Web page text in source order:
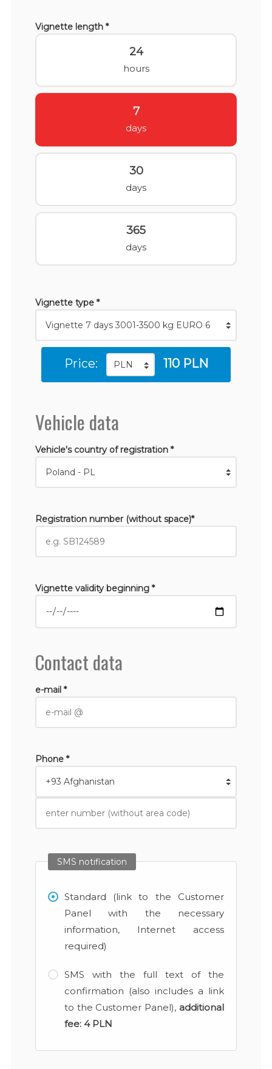
Vignette length *
24
hours
7
days
30
days
365
days
Vignette type *
Price: 110 PLN
Vehicle data
Vehicle's country of registration *
Registration number (without space)*
Vignette validity beginning *
Contact data
e-mail *
Phone *
SMS notification
Standard (link to the Customer
Panel with the necessary
information, Internet access
required)
SMS with the full text of the
confirmation (also includes a link
to the Customer Panel), additional
fee: 4 PLN